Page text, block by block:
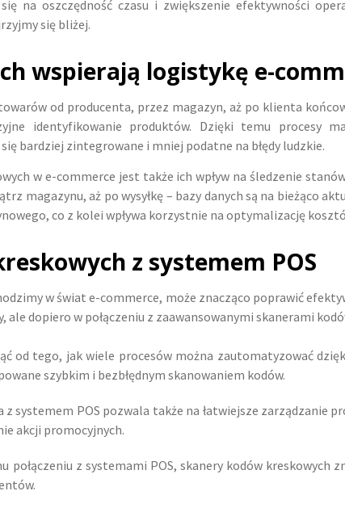
na oszczędność czasu i zwiększenie efektywności
się bliżej.
wspierają logistykę e-
od producenta, przez magazyn, aż po klienta
identyfikowanie produktów. Dzięki temu procesy
bardziej zintegrowane i mniej podatne na błędy ludzkie.
w e-commerce jest także ich wpływ na śledzenie
magazynu, aż po wysyłkę – bazy danych są na bieżąco
co z kolei wpływa korzystnie na optymalizację
z systemem POS
w świat e-commerce, może znacząco poprawić
dopiero w połączeniu z zaawansowanymi skanerami
od tego, jak wiele procesów można zautomatyzować
szybkim i bezbłędnym skanowaniem kodów.
z systemem POS pozwala także na łatwiejsze zarządzanie
akcji promocyjnych.
połączeniu z systemami POS, skanery kodów kreskowych